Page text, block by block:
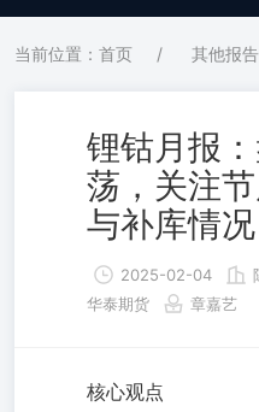
当前位置：首页 / 其他报告
锂钴月报
荡，关注
与补库情况
2025-02-04
华泰期货
章嘉艺
核心观点